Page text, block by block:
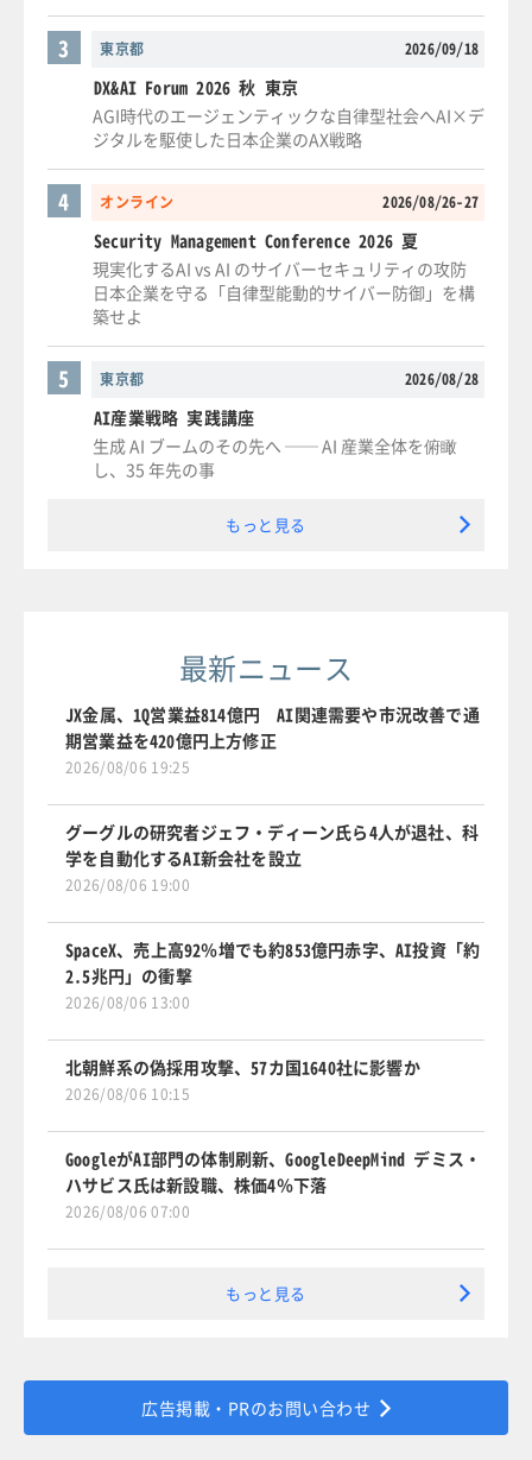
東京都 2026/09/18
3
DX&AI Forum 2026 秋 東京
AGI時代のエージェンティックな自律型社会へAI×デ
ジタルを駆使した日本企業のAX戦略
オンライン 2026/08/26-27
4
Security Management Conference 2026 夏
現実化するAI vs AI のサイバーセキュリティの攻防
日本企業を守る「自律型能動的サイバー防御」を構
築せよ
東京都 2026/08/28
5
AI産業戦略 実践講座
生成 AI ブームのその先へ ── AI 産業全体を俯瞰
し、35 年先の事
もっと見る
最新ニュース
JX金属、1Q営業益814億円 AI関連需要や市況改善で通
期営業益を420億円上方修正
2026/08/06 19:25
グーグルの研究者ジェフ・ディーン氏ら4人が退社、科
学を自動化するAI新会社を設立
2026/08/06 19:00
SpaceX、売上高92％増でも約853億円赤字、AI投資「約
2.5兆円」の衝撃
2026/08/06 13:00
北朝鮮系の偽採用攻撃、57カ国1640社に影響か
2026/08/06 10:15
GoogleがAI部門の体制刷新、GoogleDeepMind デミス・
ハサビス氏は新設職、株価4％下落
2026/08/06 07:00
もっと見る
広告掲載・PRのお問い合わせ